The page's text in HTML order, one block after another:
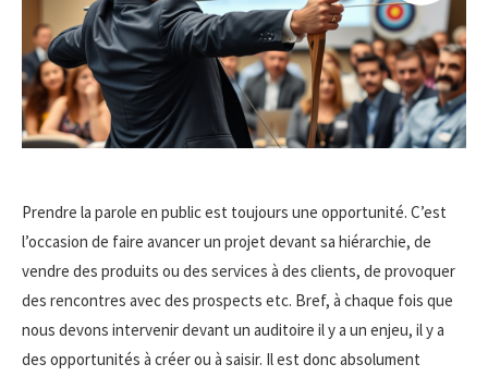
Prendre la parole en public est toujours une opportunité. C’est
l’occasion de faire avancer un projet devant sa hiérarchie, de
vendre des produits ou des services à des clients, de provoquer
des rencontres avec des prospects etc. Bref, à chaque fois que
nous devons intervenir devant un auditoire il y a un enjeu, il y a
des opportunités à créer ou à saisir. Il est donc absolument